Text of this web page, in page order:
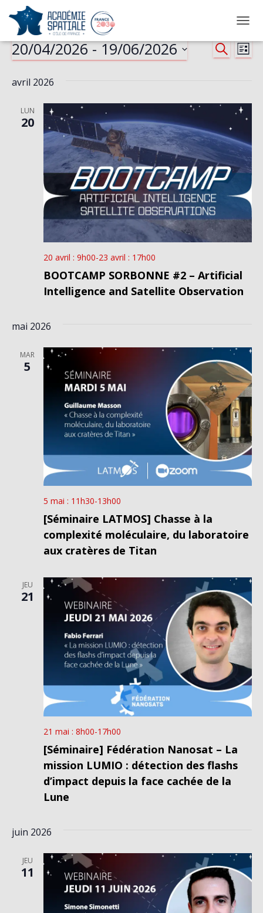
Évènements
de
vues
LISTE
20/04/2026 - 19/06/2026
une
avril 2026
LUN
20
BOOTCAMP SORBONNE #2 – Artificial
Intelligence and Satellite Observation
20 avril : 9h00-23 avril : 17h00
mai 2026
MAR
5
[Séminaire LATMOS] Chasse à la
complexité moléculaire, du laboratoire
aux cratères de Titan
5 mai : 11h30-13h00
JEU
21
[Séminaire] Fédération Nanosat – La
mission LUMIO : détection des flashs
d’impact depuis la face cachée de la
Lune
21 mai : 8h00-17h00
juin 2026
JEU
11